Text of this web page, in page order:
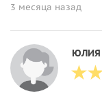
3 месяца назад
ЮЛИЯ